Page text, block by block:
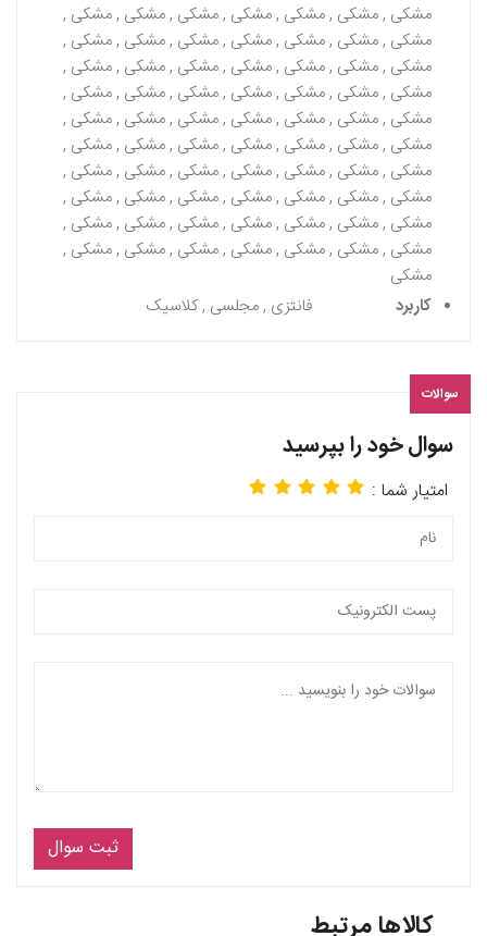
مشکی , مشکی , مشکی , مشکی , مشکی , مشکی , مشکی ,
مشکی , مشکی , مشکی , مشکی , مشکی , مشکی , مشکی ,
مشکی , مشکی , مشکی , مشکی , مشکی , مشکی , مشکی ,
مشکی , مشکی , مشکی , مشکی , مشکی , مشکی , مشکی ,
مشکی , مشکی , مشکی , مشکی , مشکی , مشکی , مشکی ,
مشکی , مشکی , مشکی , مشکی , مشکی , مشکی , مشکی ,
مشکی , مشکی , مشکی , مشکی , مشکی , مشکی , مشکی ,
مشکی , مشکی , مشکی , مشکی , مشکی , مشکی , مشکی ,
مشکی , مشکی , مشکی , مشکی , مشکی , مشکی , مشکی ,
مشکی , مشکی , مشکی , مشکی , مشکی , مشکی , مشکی ,
مشکی
کاربرد
فانتزی , مجلسی , کلاسیک
سوالات
سوال خود را بپرسید
امتیار شما :
ثبت سوال
کالاها مرتبط